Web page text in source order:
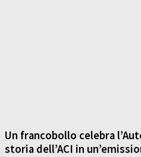
Un francobollo celebra
storia dell’ACI in